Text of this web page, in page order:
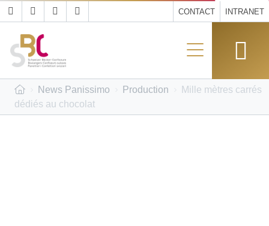
CONTACT INTRANET
News Panissimo Production
Mille mètres carrés
dédiés au chocolat